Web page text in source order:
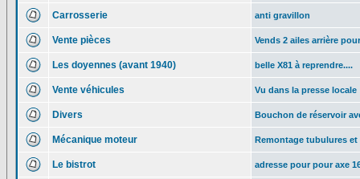
Carrosserie anti gravillon
Vente pièces Vends 2 ailes arrière
Les doyennes (avant 1940) belle X81 à reprendre....
Vente véhicules Vu dans la presse locale
Divers Bouchon de réservoir
Mécanique moteur Remontage tubulures et
Le bistrot adresse pour pour axe